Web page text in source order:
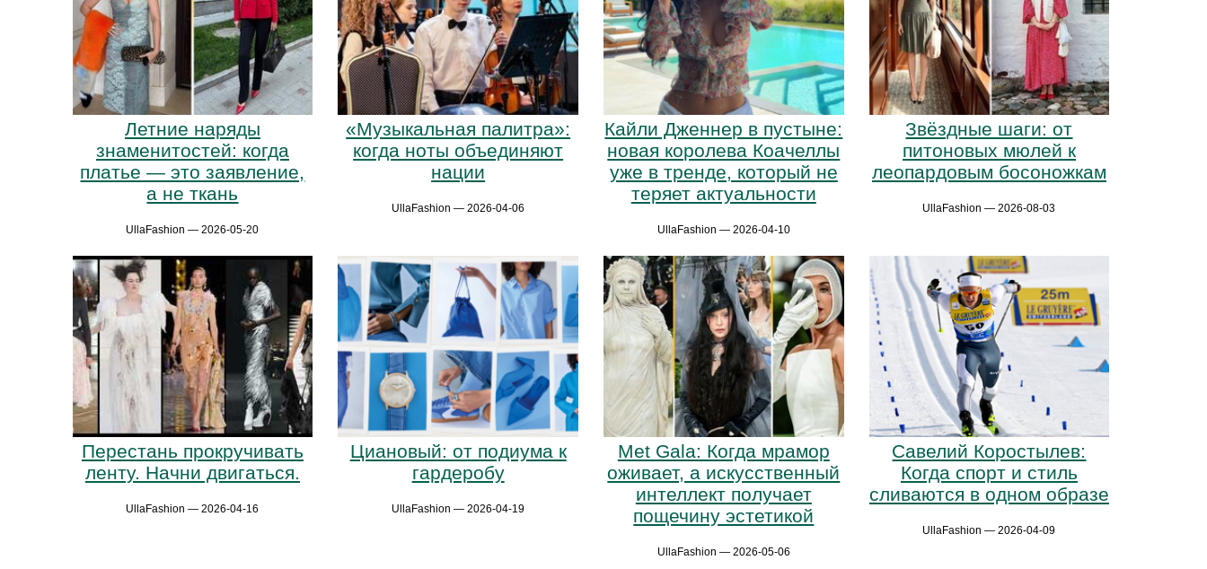
Летние наряды
знаменитостей: когда
платье — это заявление,
а не ткань
UllaFashion — 2026-05-20
«Музыкальная палитра»:
когда ноты объединяют
нации
UllaFashion — 2026-04-06
Кайли Дженнер в пустыне:
новая королева Коачеллы
уже в тренде, который не
теряет актуальности
UllaFashion — 2026-04-10
Звёздные шаги: от
питоновых мюлей к
леопардовым босоножкам
UllaFashion — 2026-08-03
Перестань прокручивать
ленту. Начни двигаться.
UllaFashion — 2026-04-16
Циановый: от подиума к
гардеробу
UllaFashion — 2026-04-19
Met Gala: Когда мрамор
оживает, а искусственный
интеллект получает
пощечину эстетикой
UllaFashion — 2026-05-06
Савелий Коростылев:
Когда спорт и стиль
сливаются в одном образе
UllaFashion — 2026-04-09